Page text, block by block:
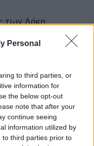
Personal
to third parties, or
information for
the below opt-out
note that after your
continue seeing
information utilized by
to third parties prior to
των Λάκη
(«Κλείνω
και
στον τρόπο
σε μια σειρά
βαθμό την
τραγουδιού.